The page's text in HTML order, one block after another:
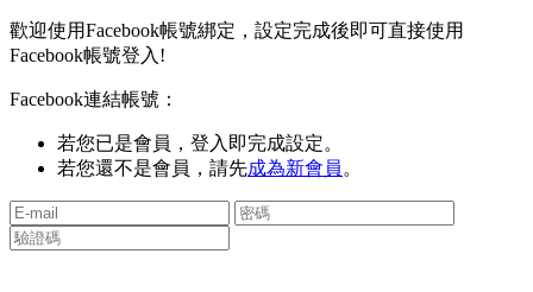
歡迎使用Facebook帳號綁定，設定完成後即可直接使用
Facebook帳號登入!
Facebook連結帳號：
若您已是會員，登入即完成設定。
若您還不是會員，請先成為新會員 。